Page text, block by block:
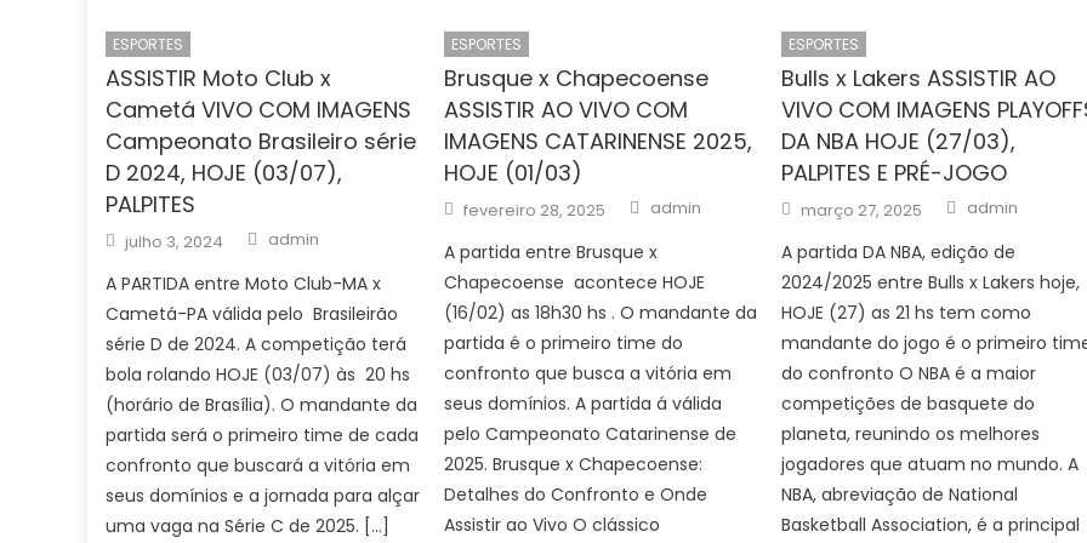
ESPORTES
ASSISTIR Moto Club x
Cametá VIVO COM IMAGENS
Campeonato Brasileiro série
D 2024, HOJE (03/07),
PALPITES
Posted
on
julho 3, 2024 Author
admin
A PARTIDA entre Moto Club-MA x
Cametá-PA válida pelo Brasileirão
série D de 2024. A competição terá
bola rolando HOJE (03/07) às 20 hs
(horário de Brasília). O mandante da
partida será o primeiro time de cada
confronto que buscará a vitória em
seus domínios e a jornada para alçar
uma vaga na Série C de 2025. […]
ESPORTES
Brusque x Chapecoense
ASSISTIR AO VIVO COM
IMAGENS CATARINENSE 2025,
HOJE (01/03)
Posted
on
fevereiro 28, 2025 Author
admin
A partida entre Brusque x
Chapecoense acontece HOJE
(16/02) as 18h30 hs . O mandante da
partida é o primeiro time do
confronto que busca a vitória em
seus domínios. A partida á válida
pelo Campeonato Catarinense de
2025. Brusque x Chapecoense:
Detalhes do Confronto e Onde
Assistir ao Vivo O clássico
ESPORTES
Bulls x Lakers ASSISTIR AO
VIVO COM IMAGENS
DA NBA HOJE (27/03),
PALPITES E PRÉ-JOGO
Posted
on
março 27, 2025 Author
admin
A partida DA NBA, edição de
2024/2025 entre Bulls x Lakers hoje,
HOJE (27) as 21 hs tem como
mandante do jogo é o primeiro
do confronto O NBA é a maior
competições de basquete do
planeta, reunindo os melhores
jogadores que atuam no mundo. A
NBA, abreviação de National
Basketball Association, é a principal